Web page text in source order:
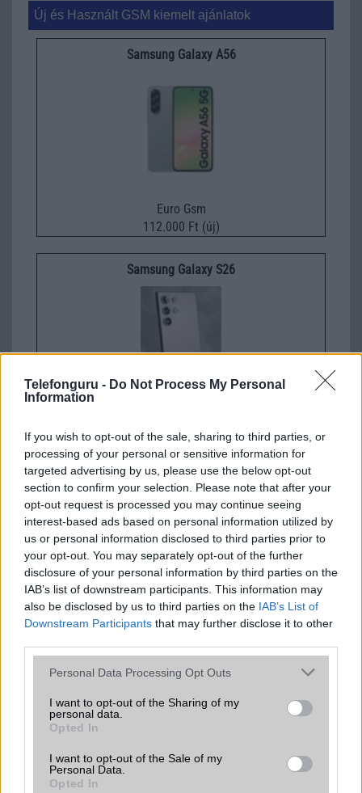
Telefonguru - Do Not Process My Personal
Information
If you wish to opt-out of the sale, sharing to third parties, or
processing of your personal or sensitive information for
targeted advertising by us, please use the below opt-out
section to confirm your selection. Please note that after your
opt-out request is processed you may continue seeing
interest-based ads based on personal information utilized by
us or personal information disclosed to third parties prior to
your opt-out. You may separately opt-out of the further
disclosure of your personal information by third parties on the
IAB’s list of downstream participants. This information may
also be disclosed by us to third parties on the IAB’s List of
Downstream Participants that may further disclose it to other
Please note that this website/app uses one or more Google
not limited to your visit or usage behaviour. You may click to
grant or deny consent to Google and its third-party tags to
use your data for below specified purposes in below Google
consent section.
Personal Data Processing Opt Outs
I want to opt-out of the Sharing of my
personal data.
Opted In
I want to opt-out of the Sale of my
Personal Data.
Opted In
Új és Használt GSM kiemelt ajánlatok
Samsung Galaxy A56
Euro Gsm
112.000 Ft (új)
Samsung Galaxy S26
267.000 Ft (új)
Samsung Galaxy S25 Ultra
245.000 Ft (használt)
Számos népszerű Samsung Galaxy
készülék kimarad a One UI 9
frissítésből – itt a lista az érintett